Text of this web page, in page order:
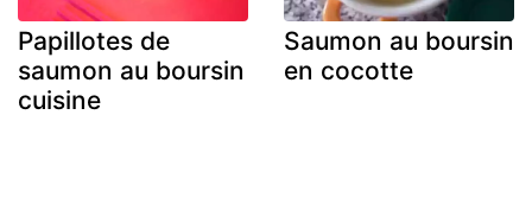
Papillotes de
saumon au boursin
cuisine
Saumon au boursin
en cocotte